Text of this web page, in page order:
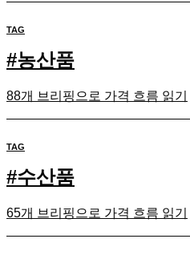
TAG
#농산품
88개 브리핑으로 가격 흐름 읽기
TAG
#수산품
65개 브리핑으로 가격 흐름 읽기